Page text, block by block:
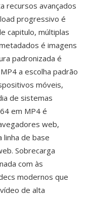
recursos avançados
progressivo é
capitulo, múltiplas
é imagens
padronizada é
a escolha padrão
móveis,
de sistemas
em MP4 é
web,
linha de base
Sobrecarga
com às
modernos que
de alta